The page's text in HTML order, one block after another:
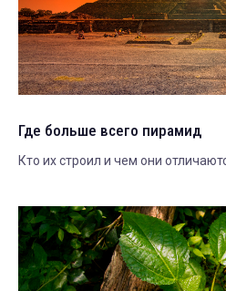
Где больше всего пирамид
Кто их строил и чем они